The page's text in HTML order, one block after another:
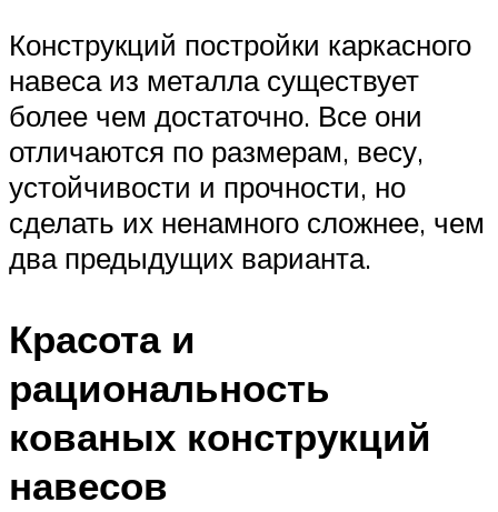
Конструкций постройки каркасного
навеса из металла существует
более чем достаточно. Все они
отличаются по размерам, весу,
устойчивости и прочности, но
сделать их ненамного сложнее, чем
два предыдущих варианта.
Красота и
рациональность
кованых конструкций
навесов